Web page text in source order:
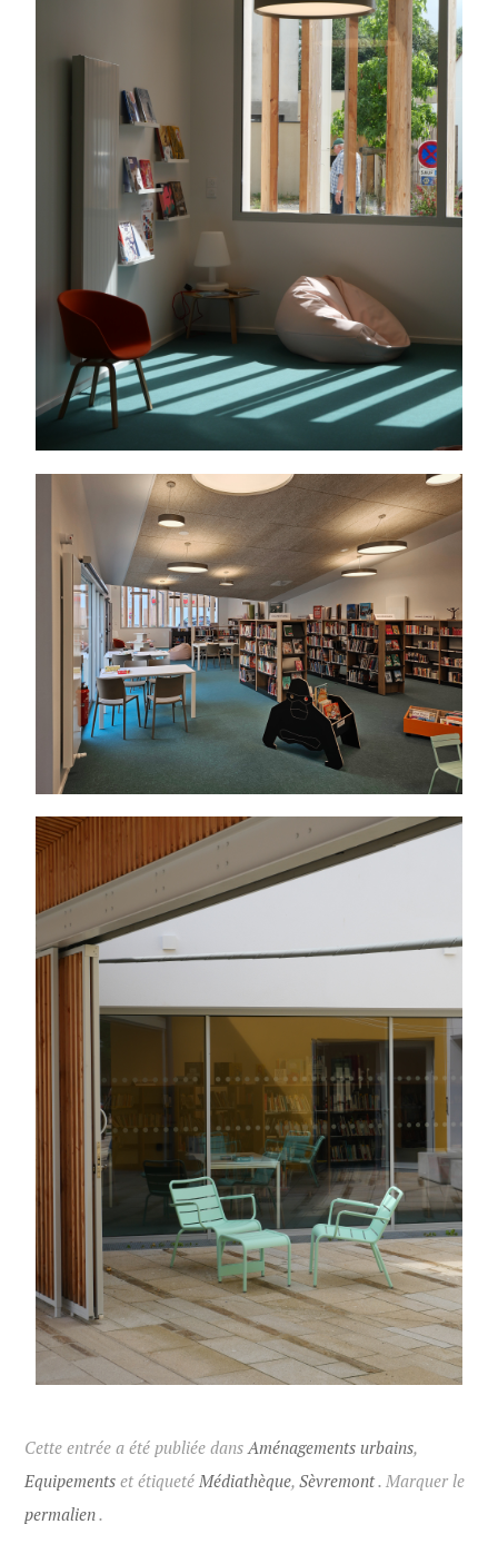
Cette entrée a été publiée dans Aménagements urbains,
Equipements et étiqueté Médiathèque,Sèvremont. Marquer le
permalien.